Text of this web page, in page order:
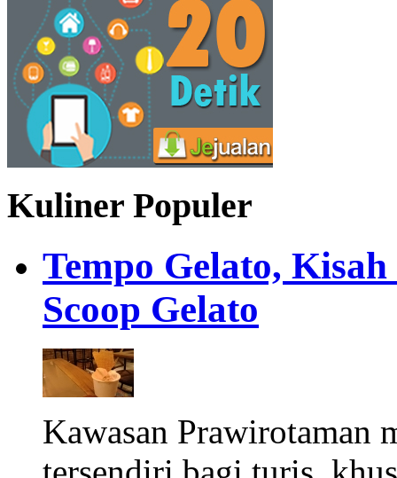
Kuliner Populer
Tempo Gelato,
Scoop Gelato
Kawasan Prawirotaman